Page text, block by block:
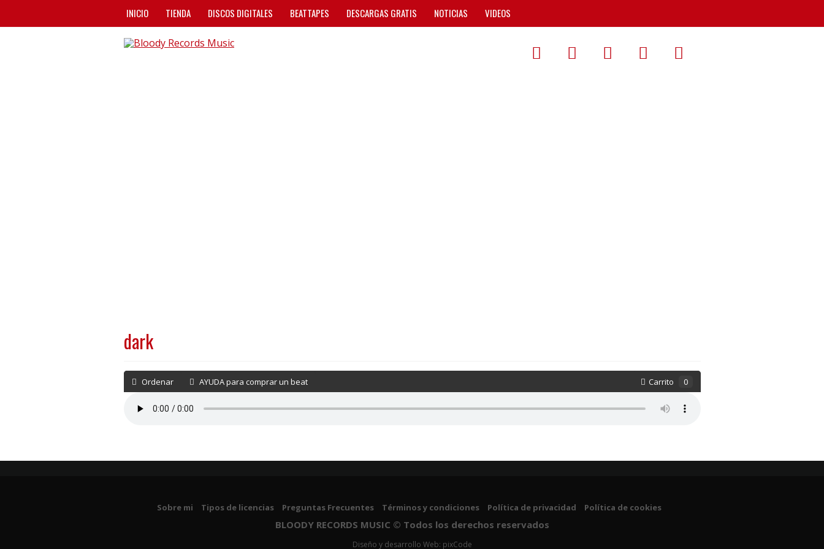
INICIO TIENDA DISCOS DIGITALES BEATTAPES DESCARGAS GRATIS NOTICIAS VIDEOS
dark
Ordenar AYUDA para comprar un beat Carrito 0
Sobre mi Tipos de licencias Preguntas Frecuentes Términos y condiciones Política de privacidad Política de cookies
BLOODY RECORDS MUSIC © Todos los derechos reservados
Diseño y desarrollo Web: pixCode